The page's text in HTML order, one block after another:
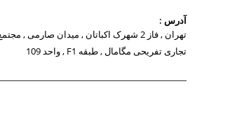
آدرس :
تهران , فاز 2 شهرک اکباتان , میدان صارمی ,
تجاری تفریحی مگامال , طبقه F1 , واحد 109